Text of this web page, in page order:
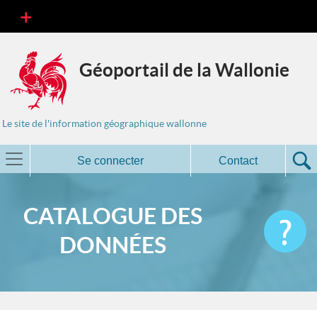
Géoportail de la Wallonie
Le site de l'information géographique wallonne
Se connecter Contact
CATALOGUE DES
DONNÉES